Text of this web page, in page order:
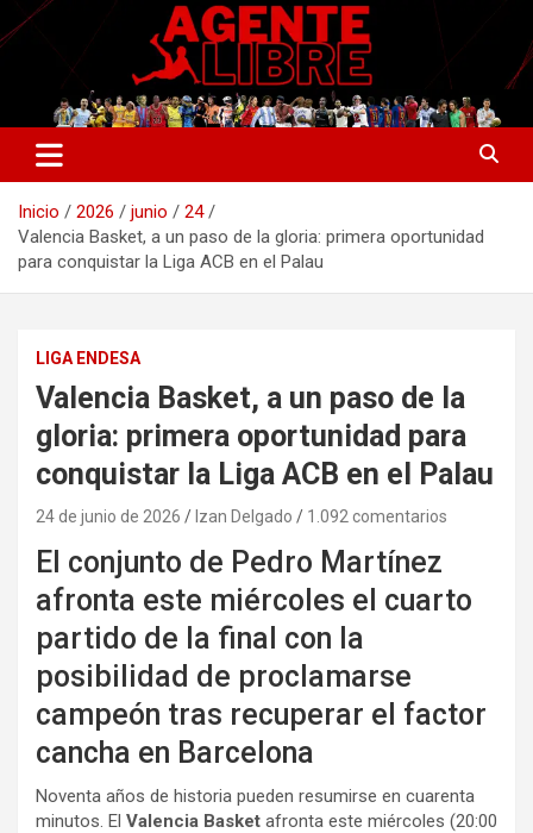
Saltar
al
Agente Libre Digital
La nueva generación del periodismo deportivo.
Inicio 2026 junio
24
Valencia Basket, a un paso de la gloria: primera oportunidad
para conquistar la Liga ACB en el Palau
LIGA ENDESA
Valencia Basket, a un paso de la
gloria: primera oportunidad para
conquistar la Liga ACB en el Palau
24 de junio de 2026 Izan Delgado 1.092 comentarios
El conjunto de Pedro Martínez
afronta este miércoles el cuarto
partido de la final con la
posibilidad de proclamarse
campeón tras recuperar el factor
cancha en Barcelona
Noventa años de historia pueden resumirse en cuarenta
minutos. El Valencia Basket afronta este miércoles (20:00